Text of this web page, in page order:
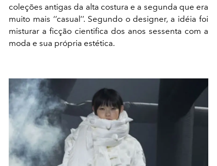
coleções antigas da alta costura e a segunda que era
muito mais ‘’casual’’. Segundo o designer, a idéia foi
misturar a ficção cientifica dos anos sessenta com a
moda e sua própria estética.